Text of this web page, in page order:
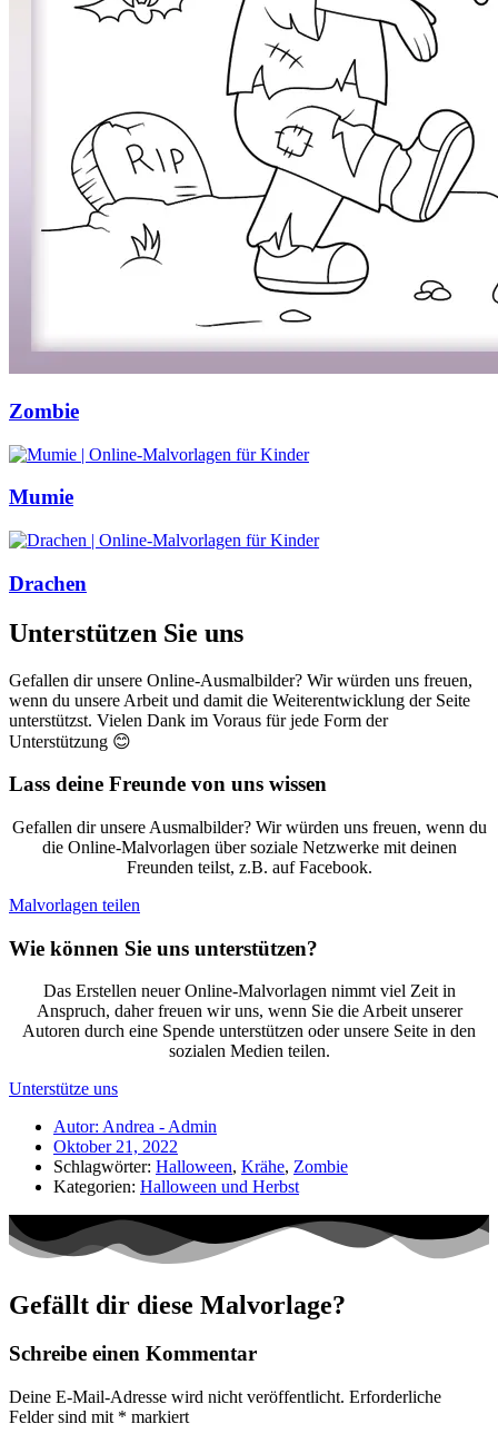
Zombie
Mumie
Drachen
Unterstützen Sie uns
Gefallen dir unsere Online-Ausmalbilder? Wir würden uns freuen,
wenn du unsere Arbeit und damit die Weiterentwicklung der Seite
unterstützst. Vielen Dank im Voraus für jede Form der
Unterstützung 😊
Lass deine Freunde von uns wissen
Gefallen dir unsere Ausmalbilder? Wir würden uns freuen, wenn du
die Online-Malvorlagen über soziale Netzwerke mit deinen
Freunden teilst, z.B. auf Facebook.
Malvorlagen teilen
Wie können Sie uns unterstützen?
Das Erstellen neuer Online-Malvorlagen nimmt viel Zeit in
Anspruch, daher freuen wir uns, wenn Sie die Arbeit unserer
Autoren durch eine Spende unterstützen oder unsere Seite in den
sozialen Medien teilen.
Unterstütze uns
Autor: Andrea - Admin
Oktober 21, 2022
Schlagwörter: Halloween, Krähe, Zombie
Kategorien: Halloween und Herbst
Gefällt dir diese Malvorlage?
Schreibe einen Kommentar
Deine E-Mail-Adresse wird nicht veröffentlicht. Erforderliche
Felder sind mit * markiert